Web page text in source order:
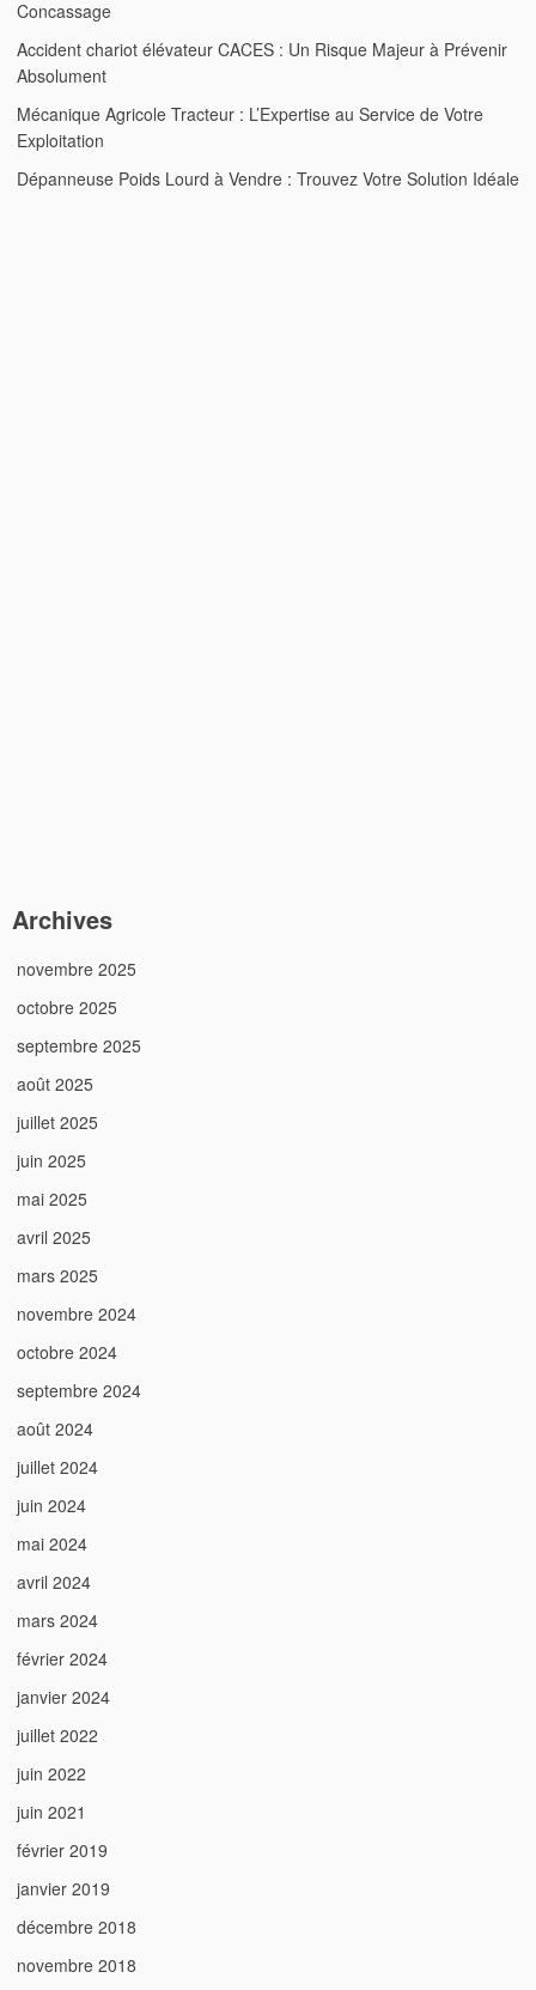
Concassage
Accident chariot élévateur CACES : Un Risque Majeur à Prévenir
Absolument
Mécanique Agricole Tracteur : L’Expertise au Service de Votre
Exploitation
Dépanneuse Poids Lourd à Vendre : Trouvez Votre Solution Idéale
Archives
novembre 2025
octobre 2025
septembre 2025
août 2025
juillet 2025
juin 2025
mai 2025
avril 2025
mars 2025
novembre 2024
octobre 2024
septembre 2024
août 2024
juillet 2024
juin 2024
mai 2024
avril 2024
mars 2024
février 2024
janvier 2024
juillet 2022
juin 2022
juin 2021
février 2019
janvier 2019
décembre 2018
novembre 2018